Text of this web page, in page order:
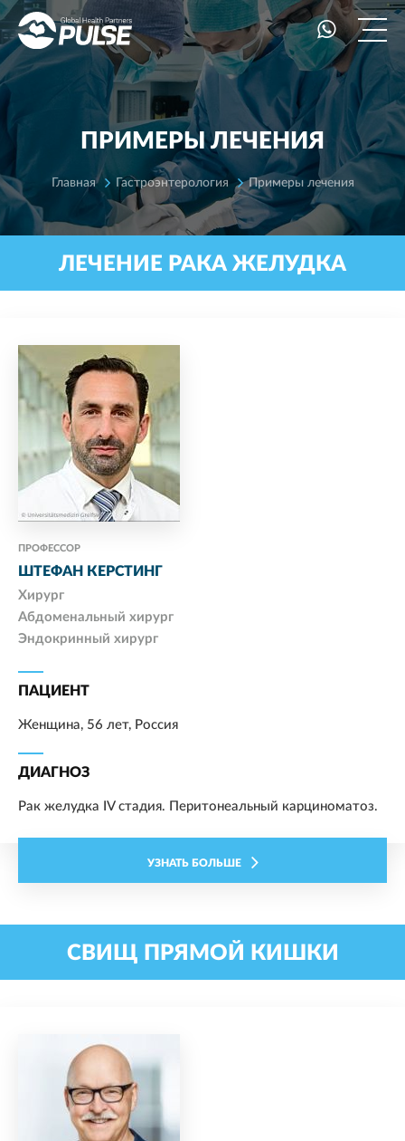
ПРИМЕРЫ ЛЕЧЕНИЯ
Главная Гастроэнтерология Примеры лечения
ЛЕЧЕНИЕ РАКА ЖЕЛУДКА
ПРОФЕССОР
ШТЕФАН КЕРСТИНГ
Хирург
Абдоменальный хирург
Эндокринный хирург
ПАЦИЕНТ
Женщина, 56 лет, Россия
ДИАГНОЗ
Рак желудка IV стадия. Перитонеальный карциноматоз.
УЗНАТЬ БОЛЬШЕ
СВИЩ ПРЯМОЙ КИШКИ